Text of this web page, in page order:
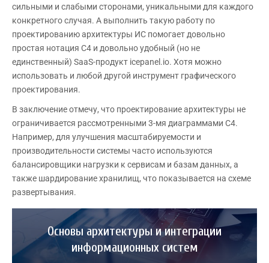
сильными и слабыми сторонами, уникальными для каждого
конкретного случая. А выполнить такую работу по
проектированию архитектуры ИС помогает довольно
простая нотация C4 и довольно удобный (но не
единственный) SaaS-продукт icepanel.io. Хотя можно
использовать и любой другой инструмент графического
проектирования.
В заключение отмечу, что проектирование архитектуры не
ограничивается рассмотренными 3-мя диаграммами С4.
Например, для улучшения масштабируемости и
производительности системы часто используются
балансировщики нагрузки к сервисам и базам данных, а
также шардирование хранилищ, что показывается на схеме
развертывания.
Основы архитектуры и интеграции
информационных систем